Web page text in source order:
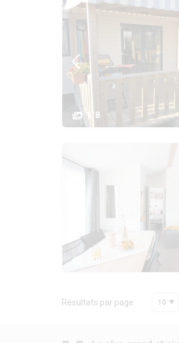
1/8
1/8
Résultats par page 10